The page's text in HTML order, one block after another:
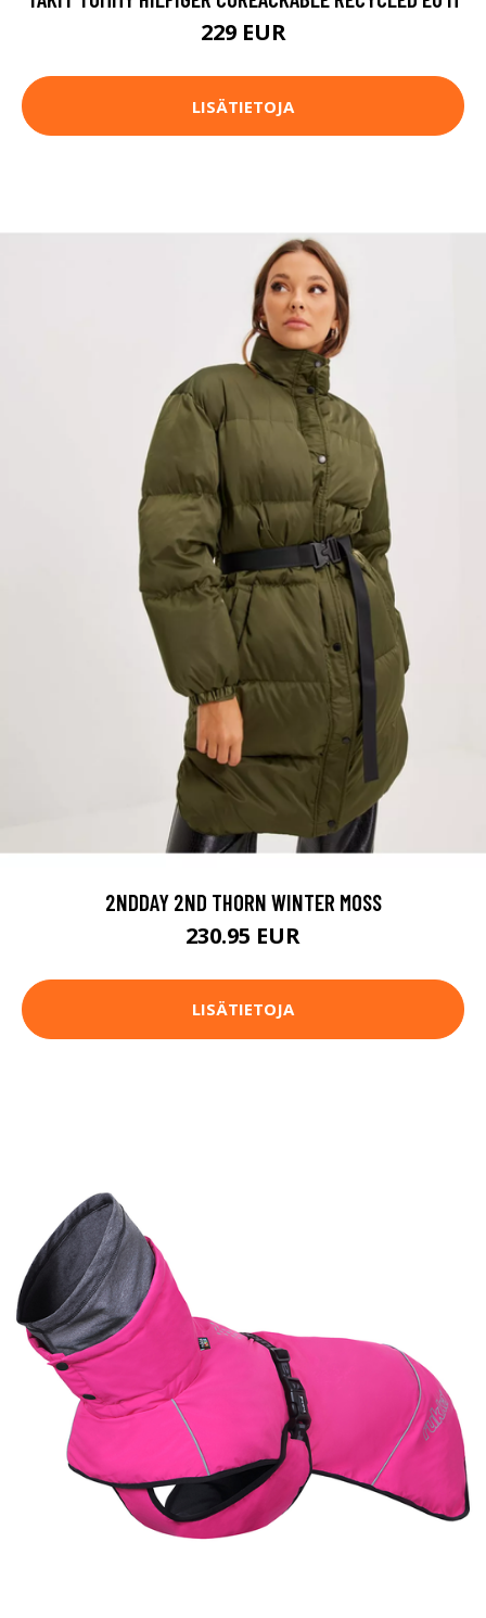
229 EUR
LISÄTIETOJA
2NDDAY 2ND THORN WINTER MOSS
230.95 EUR
LISÄTIETOJA